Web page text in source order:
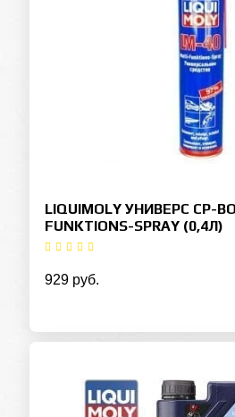
LIQUIMOLY УНИВЕРС СР-
FUNKTIONS-SPRAY (0,4Л)
929 руб.